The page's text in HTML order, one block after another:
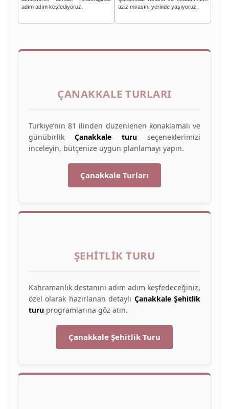
adım adım keşfediyoruz.
aziz mirasını yerinde yaşıyoruz.
ÇANAKKALE TURLARI
Türkiye’nin 81 ilinden düzenlenen konaklamalı ve
günübirlik Çanakkale turu seçeneklerimizi
inceleyin, bütçenize uygun planlamayı yapın.
Çanakkale Turları
ŞEHITLIK TURU
Kahramanlık destanını adım adım keşfedeceğiniz,
özel olarak hazırlanan detaylı Çanakkale Şehitlik
turu programlarına göz atın.
Çanakkale Şehitlik Turu